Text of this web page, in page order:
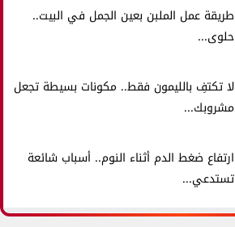
طريقة عمل الملبن بعين الجمل في البيت..
حلوى...
لا تكتفِ بالليمون فقط.. مكونات بسيطة تجعل
مشروبك...
ارتفاع ضغط الدم أثناء النوم.. أسباب شائعة
تستدعي...